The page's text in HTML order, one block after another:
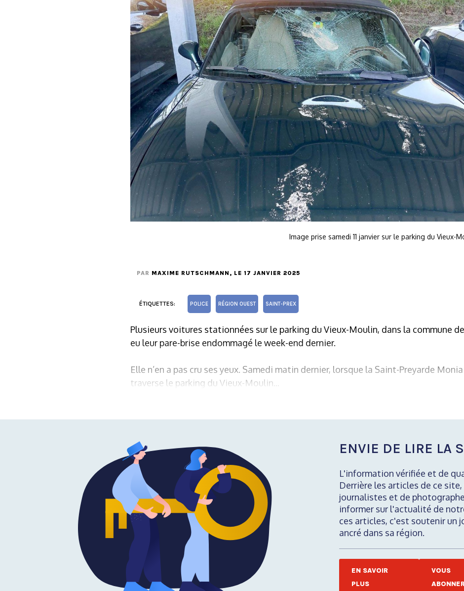
Image prise samedi 11 janvier sur le parking du Vieux-
PAR MAXIME RUTSCHMANN , LE 17 JANVIER 2025
ÉTIQUETTES: POLICE RÉGION OUEST SAINT-PREX
Plusieurs voitures stationnées sur le parking du Vieux-Moulin, dans la commune
eu leur pare-brise endommagé le week-end dernier.
Elle n’en a pas cru ses yeux. Samedi matin dernier, lorsque la Saint-Preyarde
traverse le parking du Vieux-Moulin...
ENVIE DE LIRE LA
L'information vérifiée et de
Derrière les articles de ce
journalistes et de
informer sur l'actualité de
ces articles, c'est soutenir un
ancré dans sa région.
EN SAVOIR
PLUS
VOUS